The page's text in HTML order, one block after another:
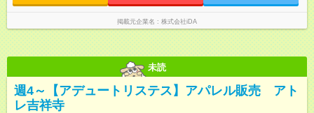
掲載元企業名 株式会社iDA
未読
週4～【アデュートリステス】アパレル販売 アト
レ吉祥寺